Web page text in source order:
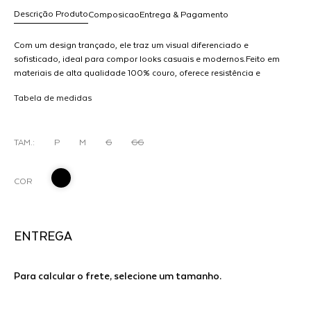
Composicao
Descrição Produto Entrega & Pagamento
Com um design trançado, ele traz um visual diferenciado e
sofisticado, ideal para compor looks casuais e modernos.Feito em
materiais de alta qualidade 100% couro, oferece resistência e
VESTE P
Tabela de medidas
TAM.: P M G GG
COR
ENTREGA
Para calcular o frete, selecione um tamanho.